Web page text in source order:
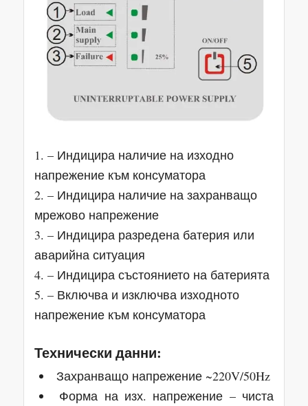
1. – Индицира наличие на изходно
напрежение към консуматора
2. – Индицира наличие на захранващо
мрежово напрежение
3. – Индицира разредена батерия или
аварийна ситуация
4. – Индицира състоянието на батерията
5. – Включва и изключва изходното
напрежение към консуматора
Технически данни:
Захранващо напрежение ~220V/50Hz
Форма на изх. напрежение – чиста